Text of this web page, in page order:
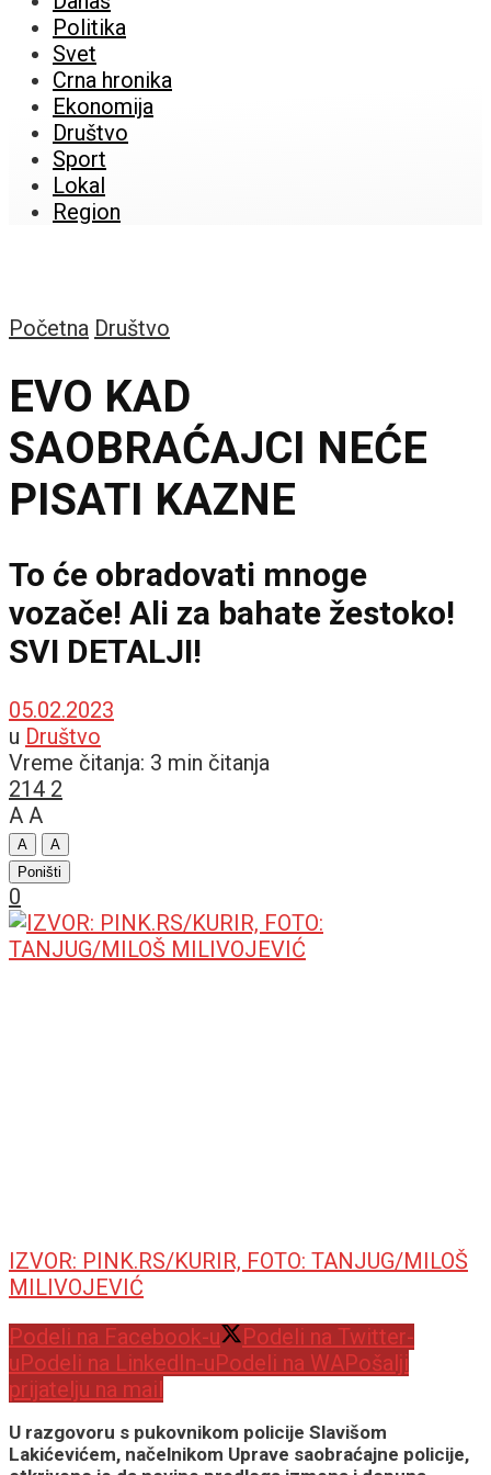
Politika
Svet
Crna hronika
Ekonomija
Društvo
Sport
Lokal
Region
Početna Društvo
EVO KAD
SAOBRAĆAJCI NEĆE
PISATI KAZNE
To će obradovati mnoge
vozače! Ali za bahate žestoko!
SVI DETALJI!
05.02.2023
u Društvo
Vreme čitanja: 3 min čitanja
214 2
A A
A
A
Poništi
0
IZVOR: PINK.RS/KURIR, FOTO: TANJUG/MILOŠ
MILIVOJEVIĆ
Podeli na Facebook-u
Podeli na Twitter-
uPodeli na LinkedIn-uPodeli na WAPošalji
prijatelju na mail
U razgovoru s pukovnikom policije Slavišom
Lakićevićem, načelnikom Uprave saobraćajne policije,